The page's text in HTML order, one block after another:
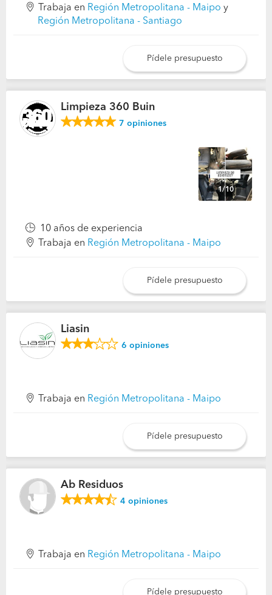
Trabaja en Región Metropolitana - Maipo y
Región Metropolitana - Santiago
Pídele presupuesto
Limpieza 360 Buin
7 opiniones
1/10
10 años de experiencia
Trabaja en Región Metropolitana - Maipo
Pídele presupuesto
Liasin
6 opiniones
Trabaja en Región Metropolitana - Maipo
Pídele presupuesto
Ab Residuos
4 opiniones
Trabaja en Región Metropolitana - Maipo
Pídele presupuesto